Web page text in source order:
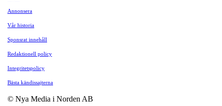
Annonsera
Vår historia
Sponsrat innehåll
Redaktionell policy
Integritetspolicy
Bästa kändissajterna
© Nya Media i Norden AB